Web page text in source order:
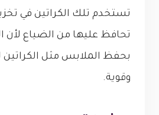
تستخدم تلك الكراتين في
تحافظ عليها من الضياع لأن
بحفظ الملابس مثل الكراتين
وقوية.